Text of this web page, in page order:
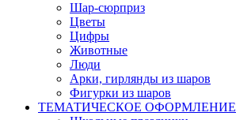
Шар-сюрприз
Цветы
Цифры
Животные
Люди
Арки, гирлянды из шаров
Фигурки из шаров
ТЕМАТИЧЕСКОЕ ОФОРМЛЕНИЕ